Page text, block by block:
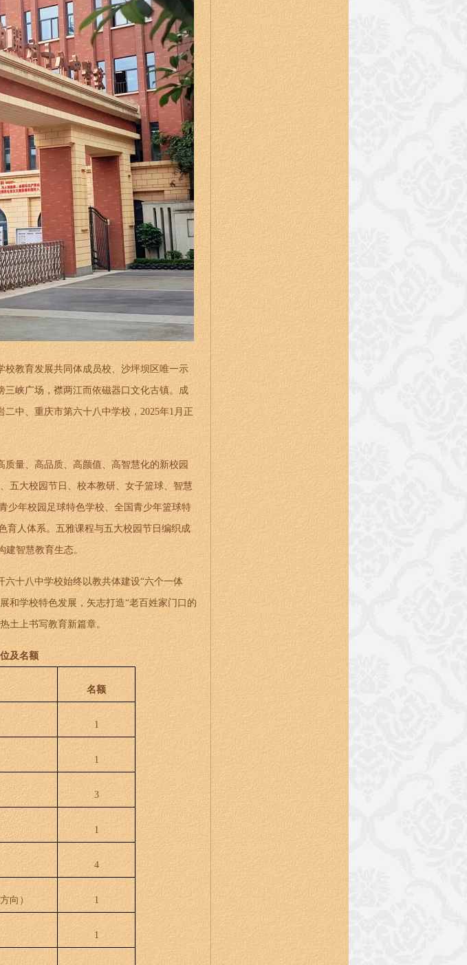
教育发展共同体成员校、沙坪坝区唯一示
峡广场，襟两江而依磁器口文化古镇。成
中、重庆市第六十八中学校，2025年1月正
量、高品质、高颜值、高智慧化的新校园
五大校园节日、校本教研、女子篮球、智慧
少年校园足球特色学校、全国青少年篮球特
育人体系。五雅课程与五大校园节日编织成
智慧教育生态。
十八中学校始终以教共体建设“六个一体
和学校特色发展，矢志打造“老百姓家门口的
土上书写教育新篇章。
及名额
名额
1
1
3
1
4
向） 1
1